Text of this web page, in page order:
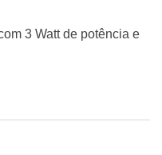
3 Watt de potência e